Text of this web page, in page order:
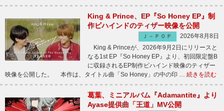
King & Prince、EP『So Honey EP』制
作ビハインドのティザー映像を公開
Ｊ－ＰＯＰ
2026年8月8日
King & Princeが、2026年9月2日にリリースと
なる1st EP『So Honey EP』より、初回限定盤B
に収録されるEP制作ビハインド映像のティザー
映像を公開した。 本作は、タイトル曲「So Honey」の中の印 … 続きを読む
葛葉、ミニアルバム『Adamantite』より
Ayase提供曲「王道」MV公開